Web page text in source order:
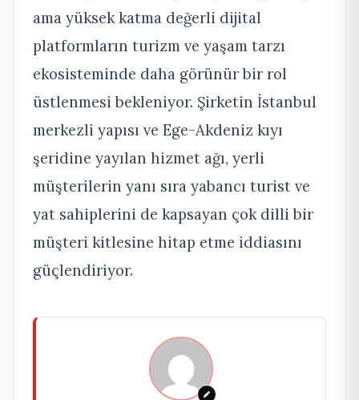
ama yüksek katma değerli dijital
platformların turizm ve yaşam tarzı
ekosisteminde daha görünür bir rol
üstlenmesi bekleniyor. Şirketin İstanbul
merkezli yapısı ve Ege-Akdeniz kıyı
şeridine yayılan hizmet ağı, yerli
müşterilerin yanı sıra yabancı turist ve
yat sahiplerini de kapsayan çok dilli bir
müşteri kitlesine hitap etme iddiasını
güçlendiriyor.